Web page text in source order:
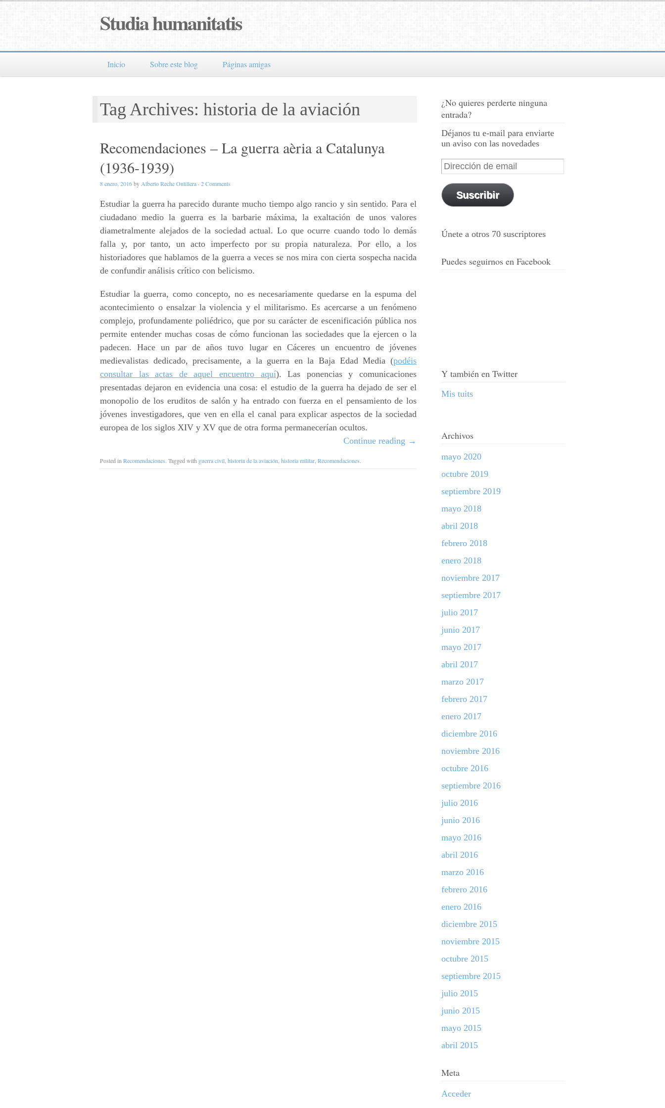
Studia humanitatis
Inicio Sobre este blog Páginas amigas
Tag Archives: historia de la aviación
Recomendaciones – La guerra aèria a Catalunya
(1936-1939)
8 enero, 2016by Alberto Reche Ontillera · 2 Comments
Estudiar la guerra ha parecido durante mucho tiempo algo rancio y sin sentido. Para el
ciudadano medio la guerra es la barbarie máxima, la exaltación de unos valores
diametralmente alejados de la sociedad actual. Lo que ocurre cuando todo lo demás
falla y, por tanto, un acto imperfecto por su propia naturaleza. Por ello, a los
historiadores que hablamos de la guerra a veces se nos mira con cierta sospecha nacida
de confundir análisis crítico con belicismo.
Estudiar la guerra, como concepto, no es necesariamente quedarse en la espuma del
acontecimiento o ensalzar la violencia y el militarismo. Es acercarse a un fenómeno
complejo, profundamente poliédrico, que por su carácter de escenificación pública nos
permite entender muchas cosas de cómo funcionan las sociedades que la ejercen o la
padecen. Hace un par de años tuvo lugar en Cáceres un encuentro de jóvenes
medievalistas dedicado, precisamente, a la guerra en la Baja Edad Media (podéis
consultar las actas de aquel encuentro aquí). Las ponencias y comunicaciones
presentadas dejaron en evidencia una cosa: el estudio de la guerra ha dejado de ser el
monopolio de los eruditos de salón y ha entrado con fuerza en el pensamiento de los
jóvenes investigadores, que ven en ella el canal para explicar aspectos de la sociedad
europea de los siglos XIV y XV que de otra forma permanecerían ocultos.
Continue reading →
Posted in Recomendaciones. Tagged with guerra civil historia de la aviación historia militar Recomendaciones.
¿No quieres perderte ninguna
entrada?
Déjanos tu e-mail para enviarte
un aviso con las novedades
Suscribir
Únete a otros 70 suscriptores
Puedes seguirnos en Facebook
Y también en Twitter
Mis tuits
Archivos
mayo 2020
octubre 2019
septiembre 2019
mayo 2018
abril 2018
febrero 2018
enero 2018
noviembre 2017
septiembre 2017
julio 2017
junio 2017
mayo 2017
abril 2017
marzo 2017
febrero 2017
enero 2017
diciembre 2016
noviembre 2016
octubre 2016
septiembre 2016
julio 2016
junio 2016
mayo 2016
abril 2016
marzo 2016
febrero 2016
enero 2016
diciembre 2015
noviembre 2015
octubre 2015
septiembre 2015
julio 2015
junio 2015
mayo 2015
abril 2015
Meta
Acceder